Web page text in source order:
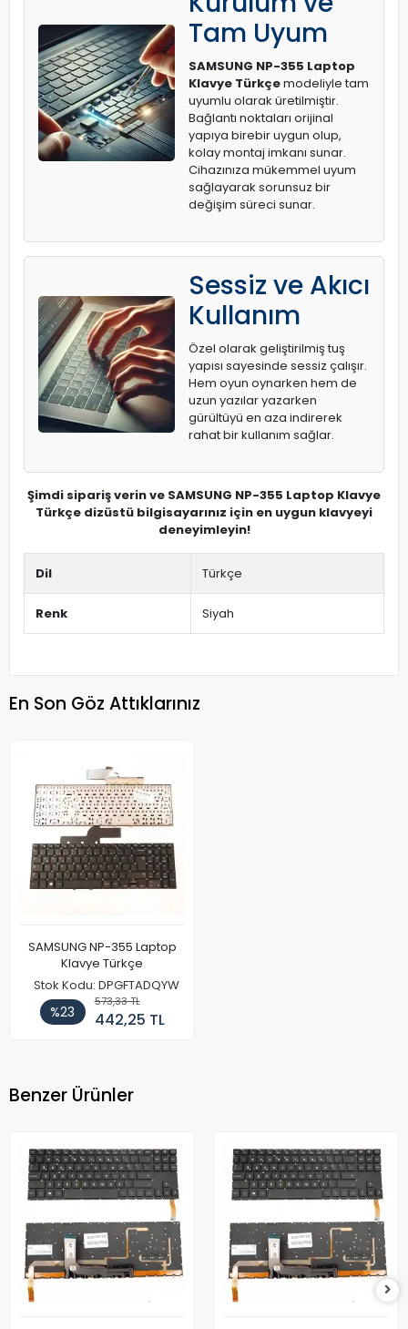
Tam Uyum
SAMSUNG NP-355 Laptop
Klavye Türkçemodeliyle tam
uyumlu olarak üretilmiştir.
Bağlantı noktaları orijinal
yapıya birebir uygun olup,
kolay montaj imkanı sunar.
Cihazınıza mükemmel uyum
sağlayarak sorunsuz bir
değişim süreci sunar.
Sessiz ve Akıcı
Kullanım
Özel olarak geliştirilmiş tuş
yapısı sayesinde sessiz çalışır.
Hem oyun oynarken hem de
uzun yazılar yazarken
gürültüyü en aza indirerek
rahat bir kullanım sağlar.
Şimdi sipariş verin ve SAMSUNG NP-355 Laptop Klavye
Türkçe dizüstü bilgisayarınız için en uygun klavyeyi
deneyimleyin!
Dil Türkçe
Renk Siyah
En Son Göz Attıklarınız
SAMSUNG NP-355 Laptop
Klavye Türkçe
Stok Kodu: DPGFTADQYW
%23
573,33 TL
442,25 TL
Benzer Ürünler